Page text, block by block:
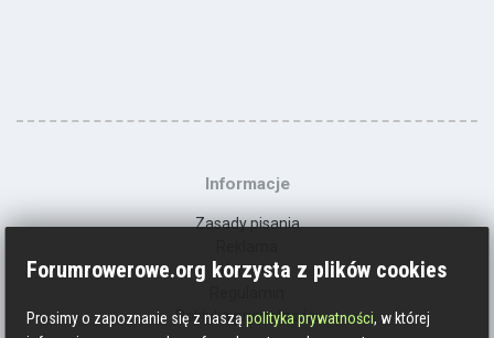
Informacje
Zasady pisania
Kontakt
Polityka prywatności
Forumrowerowe.org korzysta z plików cookies
Prosimy o zapoznanie się z nasząpolityka prywatności, w której